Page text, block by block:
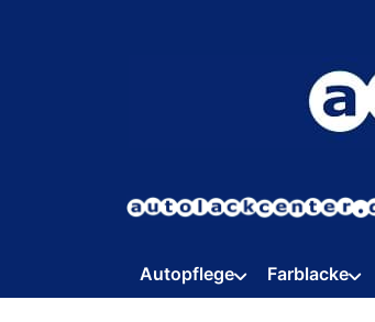
Autopflege Farblacke